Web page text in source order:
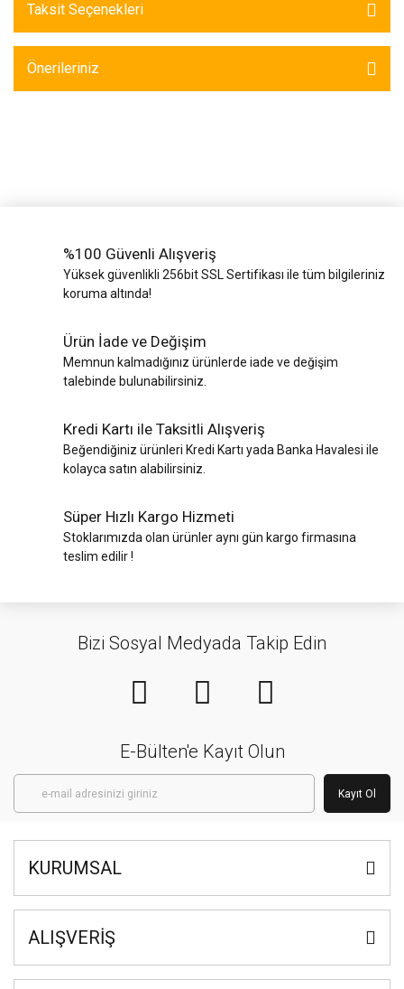
Taksit Seçenekleri
Önerileriniz
%100 Güvenli Alışveriş
Yüksek güvenlikli 256bit SSL Sertifikası ile tüm bilgileriniz
koruma altında!
Ürün İade ve Değişim
Memnun kalmadığınız ürünlerde iade ve değişim
talebinde bulunabilirsiniz.
Kredi Kartı ile Taksitli Alışveriş
Beğendiğiniz ürünleri Kredi Kartı yada Banka Havalesi ile
kolayca satın alabilirsiniz.
Süper Hızlı Kargo Hizmeti
Stoklarımızda olan ürünler aynı gün kargo firmasına
teslim edilir !
Bizi Sosyal Medyada Takip Edin
E-Bülten'e Kayıt Olun
Kayıt Ol
KURUMSAL
ALIŞVERİŞ